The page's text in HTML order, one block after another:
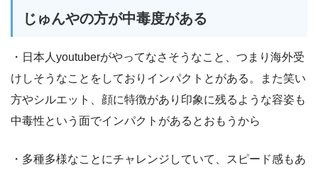
じゅんやの方が中毒度がある
・日本人youtuberがやってなさそうなこと、つまり海外受
けしそうなことをしておりインパクトとがある。また笑い
方やシルエット、顔に特徴があり印象に残るような容姿も
中毒性という面でインパクトがあるとおもうから
・多種多様なことにチャレンジしていて、スピード感もあ